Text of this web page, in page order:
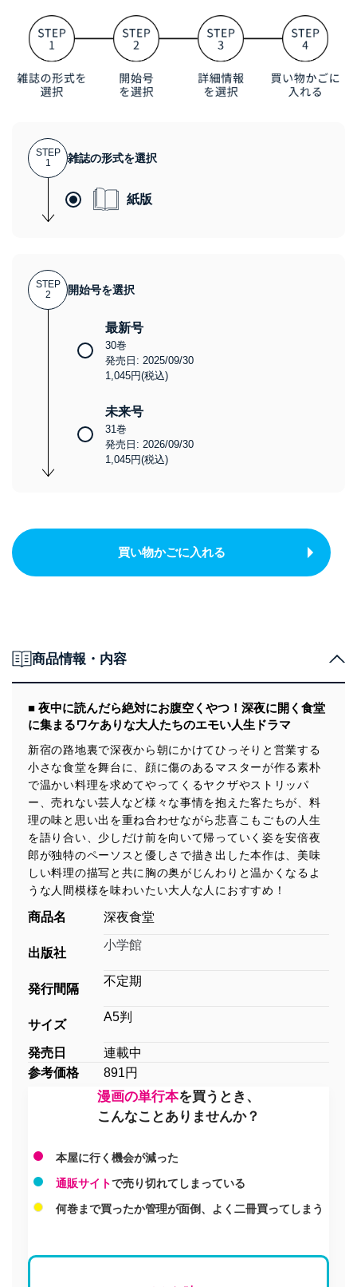
STEP
1
雑誌の形式を選択
紙版
STEP
2
開始号を選択
最新号
30巻
発売日: 2025/09/30
1,045円(税込)
未来号
31巻
発売日: 2026/09/30
1,045円(税込)
買い物かごに入れる
商品情報・内容
■ 夜中に読んだら絶対にお腹空くやつ！深夜に開く食堂
に集まるワケありな大人たちのエモい人生ドラマ
新宿の路地裏で深夜から朝にかけてひっそりと営業する
小さな食堂を舞台に、顔に傷のあるマスターが作る素朴
で温かい料理を求めてやってくるヤクザやストリッパ
ー、売れない芸人など様々な事情を抱えた客たちが、料
理の味と思い出を重ね合わせながら悲喜こもごもの人生
を語り合い、少しだけ前を向いて帰っていく姿を安倍夜
郎が独特のペーソスと優しさで描き出した本作は、美味
しい料理の描写と共に胸の奥がじんわりと温かくなるよ
うな人間模様を味わいたい大人な人におすすめ！
商品名 深夜食堂
出版社
小学館
発行間隔
不定期
サイズ
A5判
発売日
連載中
参考価格
891円
漫画の単行本を買うとき、
こんなことありませんか？
本屋に行く機会が減った
通販サイトで売り切れてしまっている
何巻まで買ったか管理が面倒、よく二冊買ってしまう